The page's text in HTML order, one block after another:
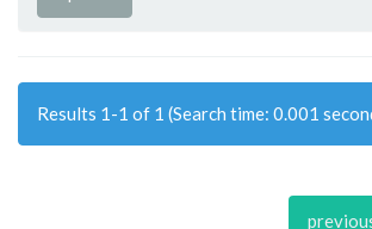
Results 1-1 of 1 (Search time: 0.001